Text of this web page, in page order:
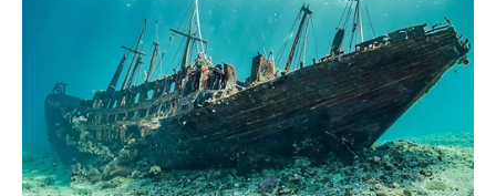
3ème: 12 ELTON WISE
4ème: 5 KING OPERA
5ème: 9 EDGAR SABA
6ème: 1 KANTO AVIS
7ème: 8 KRISTAL JOSSELYN
Les regrets ou en cas de non-partant: 10 KIWI DE TREMONT